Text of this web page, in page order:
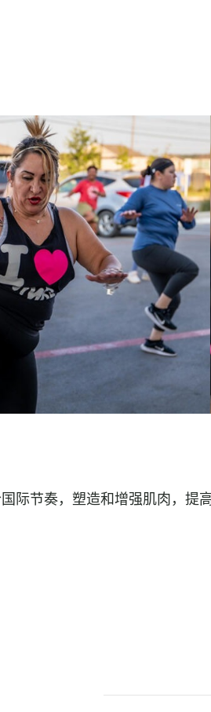
际节奏，塑造和增强肌肉，提